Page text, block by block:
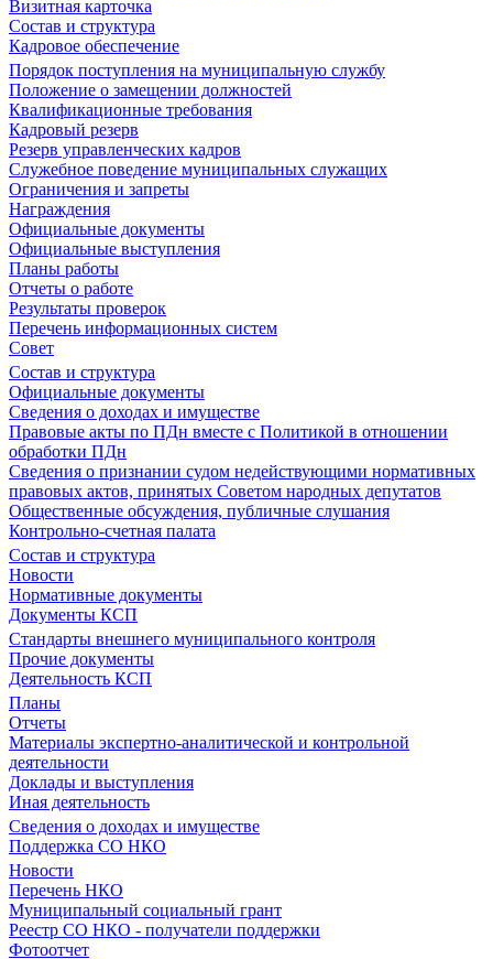
Визитная карточка
Состав и структура
Кадровое обеспечение
Порядок поступления на муниципальную службу
Положение о замещении должностей
Квалификационные требования
Кадровый резерв
Резерв управленческих кадров
Служебное поведение муниципальных служащих
Ограничения и запреты
Награждения
Официальные документы
Официальные выступления
Планы работы
Отчеты о работе
Результаты проверок
Перечень информационных систем
Совет
Состав и структура
Официальные документы
Сведения о доходах и имуществе
Правовые акты по ПДн вместе с Политикой в отношении
обработки ПДн
Сведения о признании судом недействующими нормативных
правовых актов, принятых Советом народных депутатов
Общественные обсуждения, публичные слушания
Контрольно-счетная палата
Состав и структура
Новости
Нормативные документы
Документы КСП
Стандарты внешнего муниципального контроля
Прочие документы
Деятельность КСП
Планы
Отчеты
Материалы экспертно-аналитической и контрольной
деятельности
Доклады и выступления
Иная деятельность
Сведения о доходах и имуществе
Поддержка СО НКО
Новости
Перечень НКО
Муниципальный социальный грант
Реестр СО НКО - получатели поддержки
Фотоотчет